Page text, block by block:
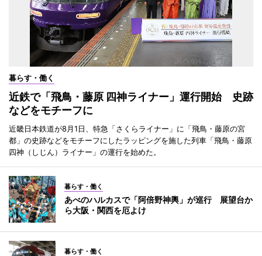
暮らす・働く
近鉄で「飛鳥・藤原 四神ライナー」運行開始 史跡
などをモチーフに
近畿日本鉄道が8月1日、特急「さくらライナー」に「飛鳥・藤原の宮
都」の史跡などをモチーフにしたラッピングを施した列車「飛鳥・藤原
四神（しじん）ライナー」の運行を始めた。
暮らす・働く
あべのハルカスで「阿倍野神輿」が巡行 展望台か
ら大阪・関西を厄よけ
暮らす・働く